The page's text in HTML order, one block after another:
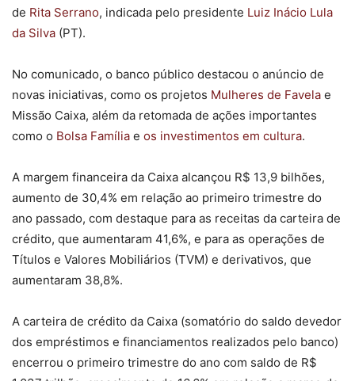
de Rita Serrano, indicada pelo presidente Luiz Inácio Lula
da Silva (PT).
No comunicado, o banco público destacou o anúncio de
novas iniciativas, como os projetos Mulheres de Favela e
Missão Caixa, além da retomada de ações importantes
como o Bolsa Família e os investimentos em cultura.
A margem financeira da Caixa alcançou R$ 13,9 bilhões,
aumento de 30,4% em relação ao primeiro trimestre do
ano passado, com destaque para as receitas da carteira de
crédito, que aumentaram 41,6%, e para as operações de
Títulos e Valores Mobiliários (TVM) e derivativos, que
aumentaram 38,8%.
A carteira de crédito da Caixa (somatório do saldo devedor
dos empréstimos e financiamentos realizados pelo banco)
encerrou o primeiro trimestre do ano com saldo de R$